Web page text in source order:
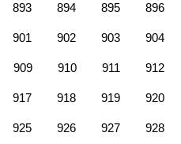
893 894 895 896
901 902 903 904
909 910 911 912
917 918 919 920
925 926 927 928